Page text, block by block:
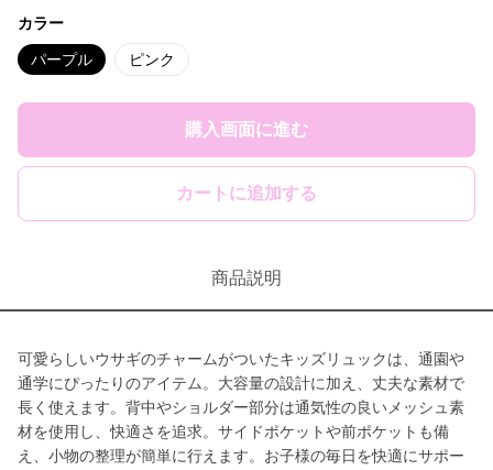
カラー
パープル ピンク
購入画面に進む
カートに追加する
商品説明
可愛らしいウサギのチャームがついたキッズリュックは、通園や
通学にぴったりのアイテム。大容量の設計に加え、丈夫な素材で
長く使えます。背中やショルダー部分は通気性の良いメッシュ素
材を使用し、快適さを追求。サイドポケットや前ポケットも備
え、小物の整理が簡単に行えます。お子様の毎日を快適にサポー